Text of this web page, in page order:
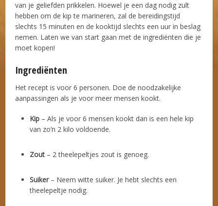
van je geliefden prikkelen. Hoewel je een dag nodig zult
hebben om de kip te marineren, zal de bereidingstijd
slechts 15 minuten en de kooktijd slechts een uur in beslag
nemen. Laten we van start gaan met de ingrediënten die je
moet kopen!
Ingrediënten
Het recept is voor 6 personen. Doe de noodzakelijke
aanpassingen als je voor meer mensen kookt.
Kip – Als je voor 6 mensen kookt dan is een hele kip
van zo’n 2 kilo voldoende.
Zout – 2 theelepeltjes zout is genoeg.
Suiker– Neem witte suiker. Je hebt slechts een
theelepeltje nodig.